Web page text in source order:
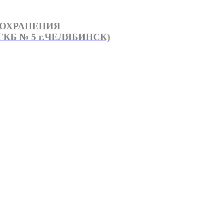
№ 5 г.ЧЕЛЯБИНСК)